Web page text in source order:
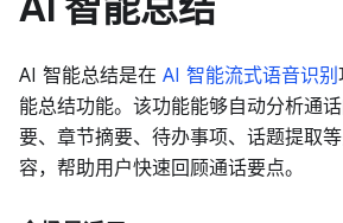
AI 智能总结是在 AI 智能流式语音识别
能总结功能。该功能能够自动分析通
要、章节摘要、待办事项、话题提取
容，帮助用户快速回顾通话要点。